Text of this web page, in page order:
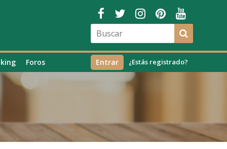
Foros ¿Estás registrado?
Entrar